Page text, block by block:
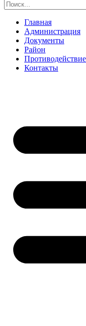
Главная
Администрация
Документы
Район
Контакты